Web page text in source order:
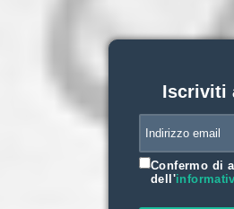
Iscriviti
Confermo di
dell'